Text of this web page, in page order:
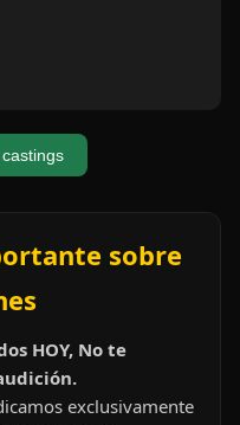
sobre
HOY, No te
exclusivamente